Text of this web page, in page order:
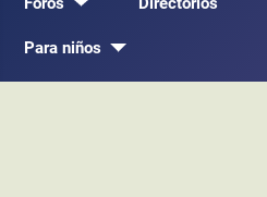
Para niños